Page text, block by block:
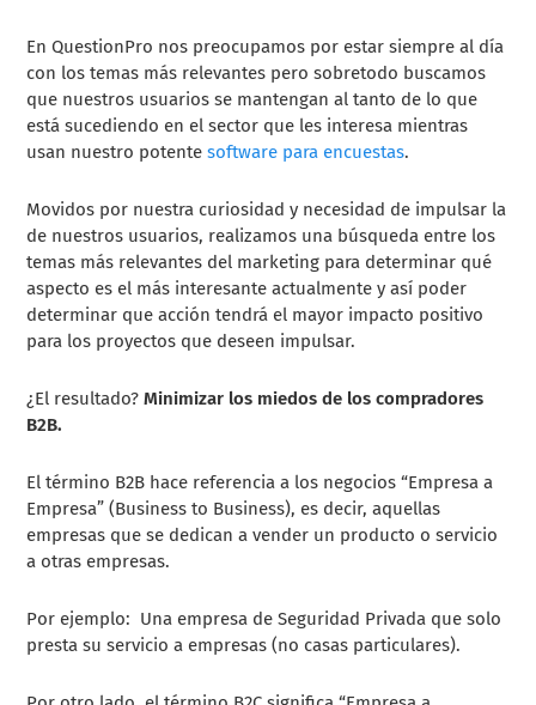
En QuestionPro nos preocupamos por estar siempre al día
con los temas más relevantes pero sobretodo buscamos
que nuestros usuarios se mantengan al tanto de lo que
está sucediendo en el sector que les interesa mientras
usan nuestro potentesoftware para encuestas.
Movidos por nuestra curiosidad y necesidad de impulsar la
de nuestros usuarios, realizamos una búsqueda entre los
temas más relevantes del marketing para determinar qué
aspecto es el más interesante actualmente y así poder
determinar que acción tendrá el mayor impacto positivo
para los proyectos que deseen impulsar.
¿El resultado?Minimizar los miedos de los compradores
B2B.
El término B2B hace referencia a los negocios “Empresa a
Empresa” (Business to Business), es decir, aquellas
empresas que se dedican a vender un producto o servicio
a otras empresas.
Por ejemplo: Una empresa de Seguridad Privada que solo
presta su servicio a empresas (no casas particulares).